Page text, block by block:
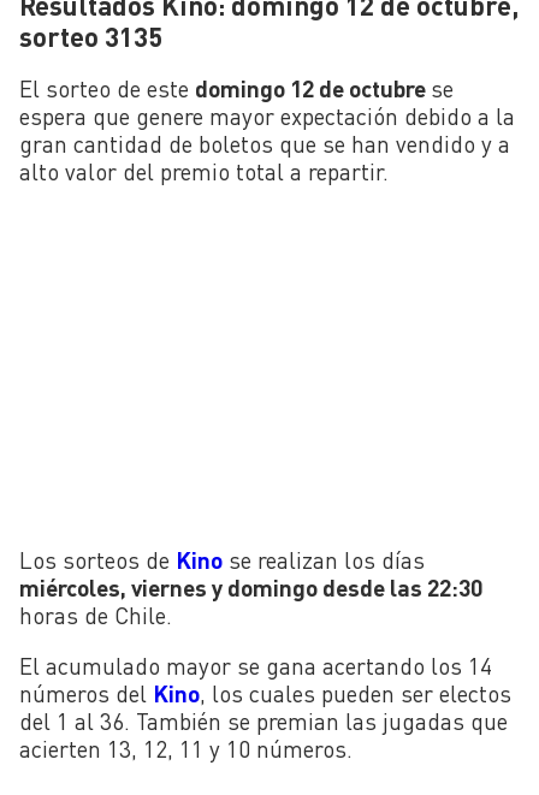
sorteo 3135
El sorteo de este domingo 12 de octubre se
espera que genere mayor expectación debido a la
gran cantidad de boletos que se han vendido y a
alto valor del premio total a repartir.
Los sorteos de Kino se realizan los días
miércoles, viernes y domingo desde las 22:30
horas de Chile.
El acumulado mayor se gana acertando los 14
números del Kino, los cuales pueden ser electos
del 1 al 36. También se premian las jugadas que
acierten 13, 12, 11 y 10 números.